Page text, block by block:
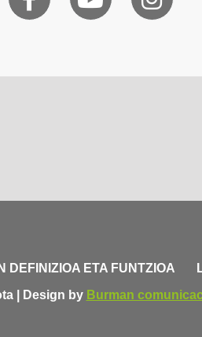
DEFINIZIOA ETA FUNTZIOA
| Design by Burman